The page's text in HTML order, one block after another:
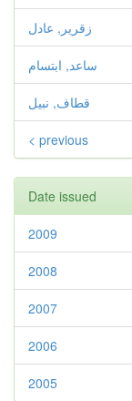
زقرير, عادل
ساعد, ابتسام
قطاف, نبيل
< previous
Date issued
2009
2008
2007
2006
2005